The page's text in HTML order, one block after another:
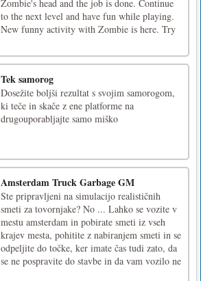
Zombie's head and the job is done. Continue
to the next level and have fun while playing.
New funny activity with Zombie is here. Try
Tek samorog
Dosežite boljši rezultat s svojim samorogom,
ki teče in skače z ene platforme na
drugouporabljajte samo miško
Amsterdam Truck Garbage GM
Ste pripravljeni na simulacijo realističnih
smeti za tovornjake? No ... Lahko se vozite v
mestu amsterdam in pobirate smeti iz vseh
krajev mesta, pohitite z nabiranjem smeti in se
odpeljite do točke, ker imate čas tudi zato, da
se ne pospravite do stavbe in da vam vozilo ne